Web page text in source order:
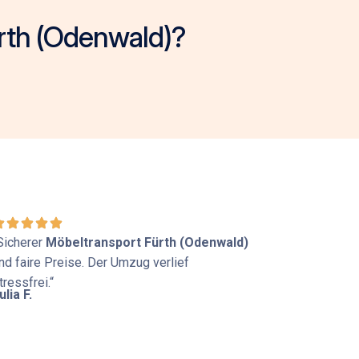
(Odenwald)?
Möbeltransport Fürth (Odenwald)
faire Preise. Der Umzug verlief
F.